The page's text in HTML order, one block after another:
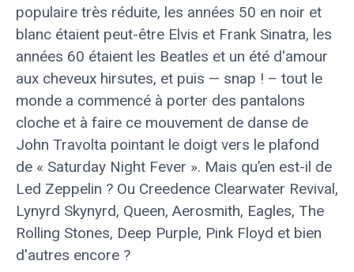
populaire très réduite, les années 50 en noir et
blanc étaient peut-être Elvis et Frank Sinatra, les
années 60 étaient les Beatles et un été d'amour
aux cheveux hirsutes, et puis — snap ! – tout le
monde a commencé à porter des pantalons
cloche et à faire ce mouvement de danse de
John Travolta pointant le doigt vers le plafond
de « Saturday Night Fever ». Mais qu’en est-il de
Led Zeppelin ? Ou Creedence Clearwater Revival,
Lynyrd Skynyrd, Queen, Aerosmith, Eagles, The
Rolling Stones, Deep Purple, Pink Floyd et bien
d'autres encore ?